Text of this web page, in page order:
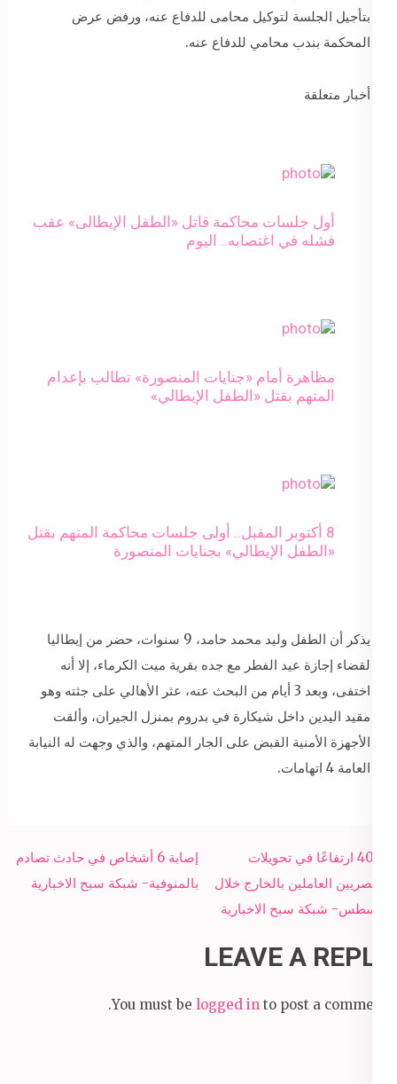
بتأجيل الجلسة لتوكيل محامى للدفاع عنه، ورفض عرض
المحكمة بندب محامي للدفاع عنه.
أخبار متعلقة
أول جلسات محاكمة قاتل «الطفل الإيطالى» عقب
فشله في اغتصابه.. اليوم
مظاهرة أمام «جنايات المنصورة» تطالب بإعدام
المتهم بقتل «الطفل الإيطالي»
8 أكتوبر المقبل.. أولى جلسات محاكمة المتهم بقتل
«الطفل الإيطالي» بجنايات المنصورة
يذكر أن الطفل وليد محمد حامد، 9 سنوات، حضر من إيطاليا
لقضاء إجازة عيد الفطر مع جده بقرية ميت الكرماء، إلا أنه
اختفى، وبعد 3 أيام من البحث عنه، عثر الأهالي على جثته وهو
مقيد اليدين داخل شيكارة في بدروم بمنزل الجيران، وألقت
الأجهزة الأمنية القبض على الجار المتهم، والذي وجهت له النيابة
العامة 4 اتهامات.
Post
navigation
إصابة 6 أشخاص في حادث تصادم
بالمنوفية- شبكة سبح الاخبارية
40% ارتفاعًا في تحويلات
المصريين العاملين بالخارج خلال
أغسطس- شبكة سبح الاخبارية
LEAVE A REPLY
You must be logged in to post a comment.